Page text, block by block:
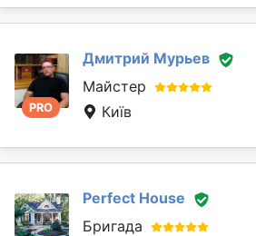
PRO
Дмитрий Мурьев
Майстер
Київ
Perfect House
Бригада